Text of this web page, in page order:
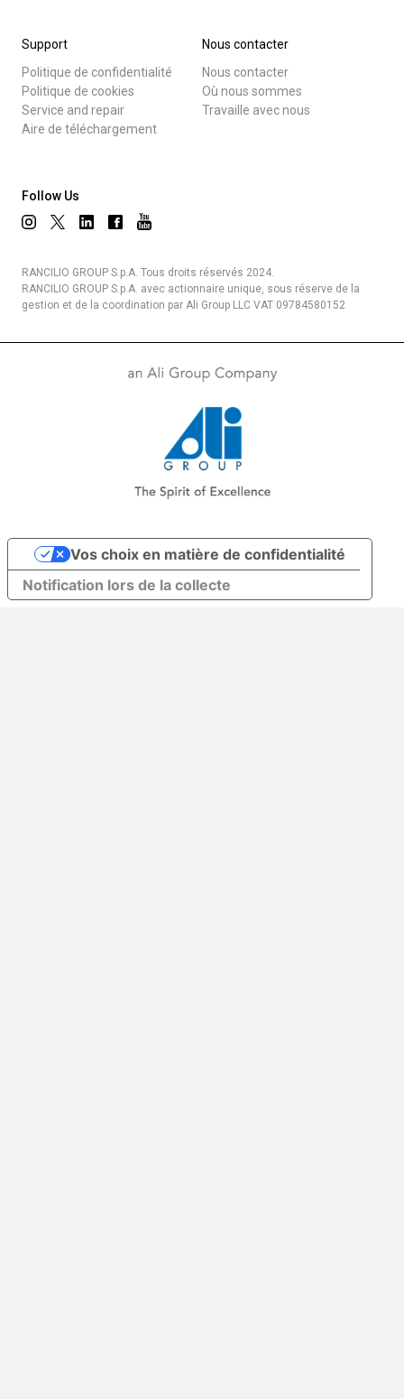
Support
Politique de confidentialité
Politique de cookies
Service and repair
Aire de téléchargement
Nous contacter
Nous contacter
Où nous sommes
Travaille avec nous
Follow Us
RANCILIO GROUP S.p.A. Tous droits réservés 2024.
RANCILIO GROUP S.p.A. avec actionnaire unique, sous réserve de la
gestion et de la coordination par Ali Group LLC VAT 09784580152
Notification lors de la collecte
Vos choix en matière de confidentialité